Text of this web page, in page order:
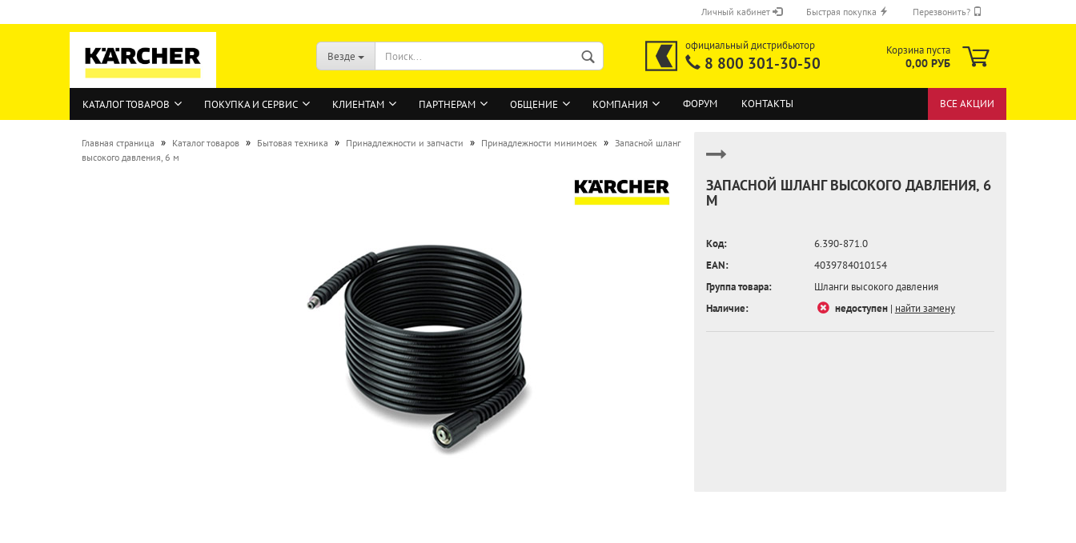
Личный кабинет
ВОЙТИ
Быстрая покупка Перезвонить?
ОТПРАВИТЬ
Везде
официальный дистрибьютор
8 800 301-30-50
Корзина пуста
0,00 РУБ
КАТАЛОГ ТОВАРОВ ПОКУПКА И СЕРВИС КЛИЕНТАМ ПАРТНЕРАМ ОБЩЕНИЕ КОМПАНИЯ ФОРУМ КОНТАКТЫ ВСЕ АКЦИИ
Главная страница » Каталог товаров » Бытовая техника » Принадлежности и запчасти » Принадлежности минимоек » Запасной шланг
высокого давления, 6 м
ЗАПАСНОЙ ШЛАНГ ВЫСОКОГО ДАВЛЕНИЯ, 6
М
Код:
6.390-871.0
EAN:
4039784010154
Группа товара:
Шланги высокого давления
Наличие:
недоступен| найти замену